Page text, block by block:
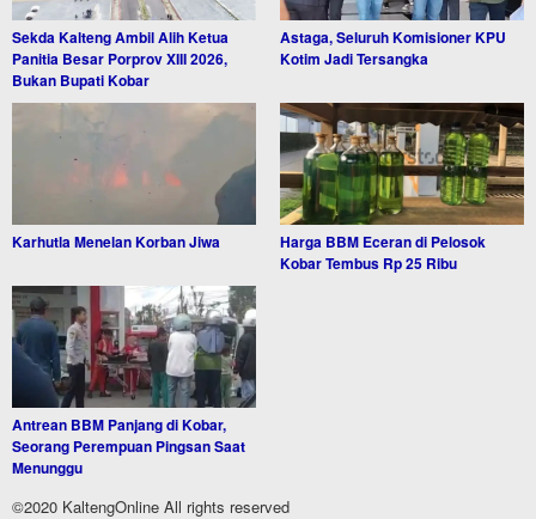
Sekda Kalteng Ambil Alih Ketua
Panitia Besar Porprov XIII 2026,
Bukan Bupati Kobar
Astaga, Seluruh Komisioner KPU
Kotim Jadi Tersangka
Karhutla Menelan Korban Jiwa
Harga BBM Eceran di Pelosok
Kobar Tembus Rp 25 Ribu
Antrean BBM Panjang di Kobar,
Seorang Perempuan Pingsan Saat
Menunggu
©2020 KaltengOnline All rights reserved